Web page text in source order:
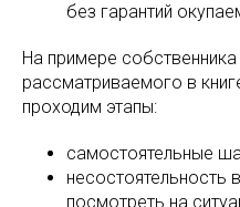
без гарантий
На примере собственника
рассматриваемого в
проходим этапы:
самостоятельные
несостоятельность
посмотреть на